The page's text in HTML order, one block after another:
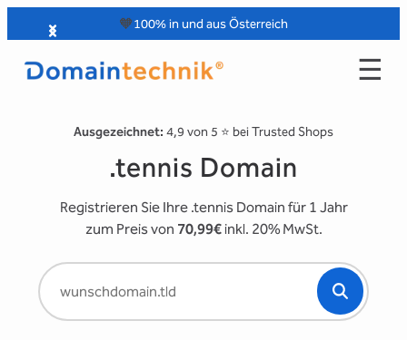
Inhalt
springen
🧡100% in und aus Österreich
☰
Ausgezeichnet: 4,9 von 5 ⭐️ bei Trusted Shops
.tennis Domain
Registrieren Sie Ihre .tennis Domain für 1 Jahr
zum Preis von 70,99€inkl. 20% MwSt.